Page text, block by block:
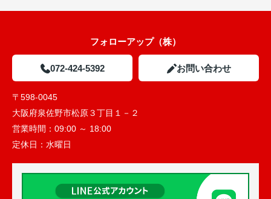
フォローアップ（株）
072-424-5392 お問い合わせ
〒598-0045
大阪府泉佐野市松原３丁目１－２
営業時間： 09:00 ～ 18:00
定休日： 水曜日